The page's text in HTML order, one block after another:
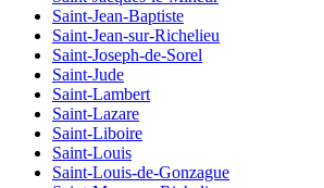
Saint-Jean-Baptiste
Saint-Jean-sur-Richelieu
Saint-Joseph-de-Sorel
Saint-Jude
Saint-Lambert
Saint-Lazare
Saint-Liboire
Saint-Louis
Saint-Louis-de-Gonzague